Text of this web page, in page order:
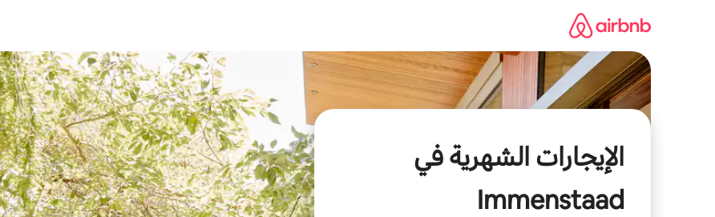
الإيجارات الشهرية في
Immenstaad